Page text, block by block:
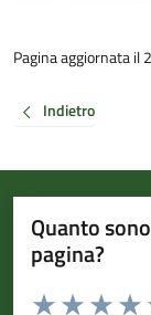
Pagina aggiornata
Indietro
Quanto
pagina?
Valuta da 1 a 5